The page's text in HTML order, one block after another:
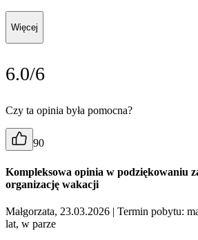
Więcej
6.0/6
Czy ta opinia była pomocna?
90
Kompleksowa opinia w podziękowaniu
organizację wakacji
Małgorzata, 23.03.2026 | Termin pobytu:
lat, w parze